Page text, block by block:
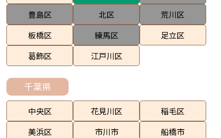
豊島区
北区
荒川区
板橋区
練馬区
足立区
葛飾区
江戸川区
千葉県
中央区 花見川区
稲毛区
美浜区
市川市
船橋市